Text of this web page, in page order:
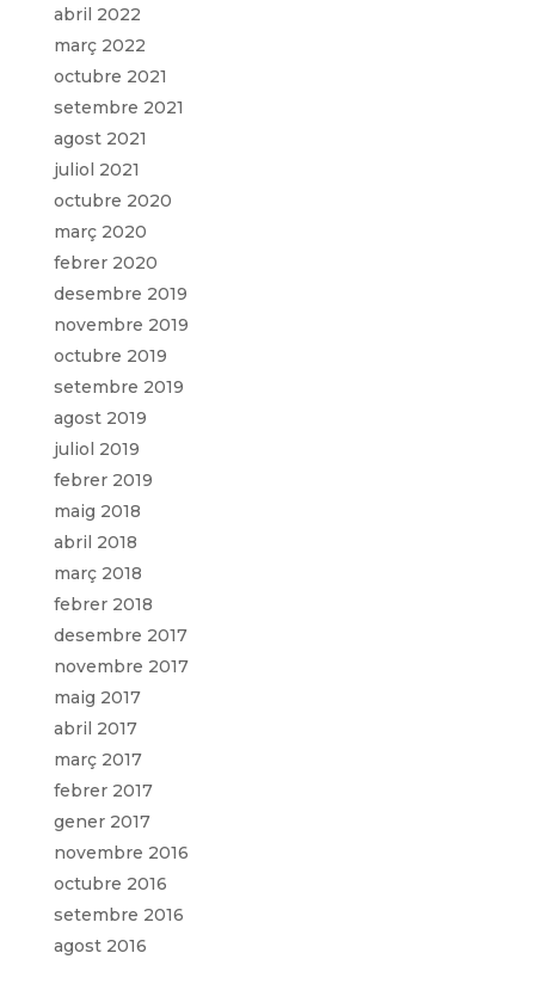
abril 2022
març 2022
octubre 2021
setembre 2021
agost 2021
juliol 2021
octubre 2020
març 2020
febrer 2020
desembre 2019
novembre 2019
octubre 2019
setembre 2019
agost 2019
juliol 2019
febrer 2019
maig 2018
abril 2018
març 2018
febrer 2018
desembre 2017
novembre 2017
maig 2017
abril 2017
març 2017
febrer 2017
gener 2017
novembre 2016
octubre 2016
setembre 2016
agost 2016